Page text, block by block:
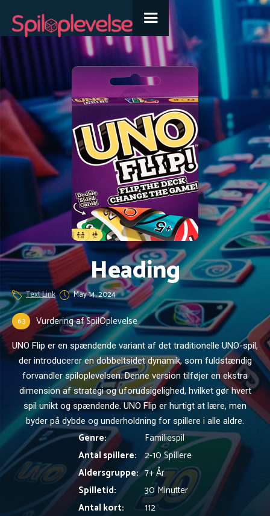
Heading
Text Link May 14, 2024
6.3 Vurdering af SpilOplevelse
UNO Flip er en spændende variant af det traditionelle UNO-spil,
der introducerer en dobbeltsidet dynamik, som fuldstændig
forvandler spiloplevelsen. Denne version tilføjer en ekstra
dimension af strategi og uforudsigelighed, hvilket gør hvert
spil unikt og spændende. UNO Flip er hurtigt at lære, men
byder på dybde og underholdning for spillere i alle aldre.
Genre:
Familiespil
Antal spillere: 2-10 Spillere
Aldersgruppe: 7+ År
Spilletid:
30 Minutter
Antal kort:
112
Om UNO Flip